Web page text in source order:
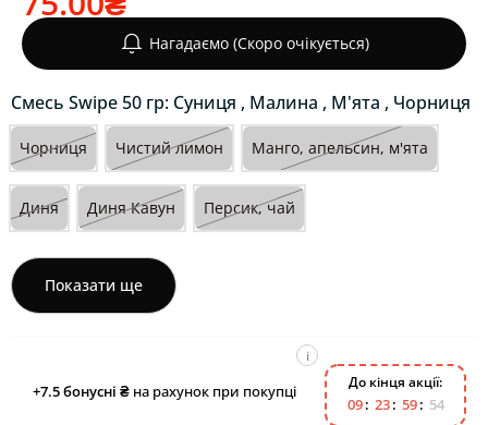
Нагадаємо (Скоро очікується)
Cмесь Swipe 50 гр: Суниця , Малина , М'ята , Чорниця
Чорниця Чистий лимон Манго, апельсин, м'ята
Диня Диня Кавун Персик, чай
Показати ще
+7.5бонусні ₴ на рахунок при покупці
i
До кінця акції:
09 23 59 54